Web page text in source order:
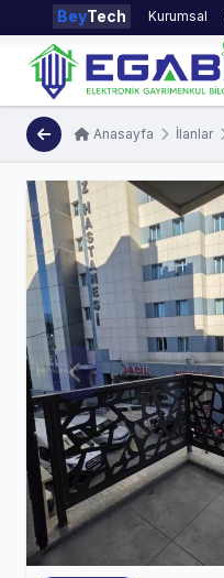
BeyTech Kurumsal
Anasayfa İlanlar